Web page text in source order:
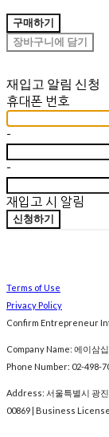
구매하기
장바구니에 담기
재입고 알림 신청
휴대폰 번호
-
-
재입고 시 알림
신청하기
Terms of Use
Privacy Policy
Confirm Entrepreneur
Company Name: 에이삼
Phone Number: 02-498-
Address: 서울특별시 광
00869 | Business